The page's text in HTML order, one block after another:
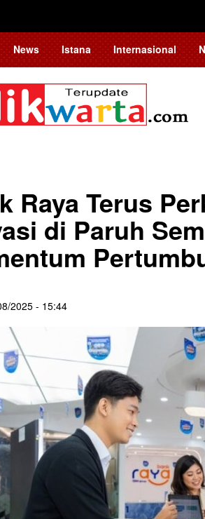
News Istana Internasional
Raya Terus
di Paruh
2025 - 15:44